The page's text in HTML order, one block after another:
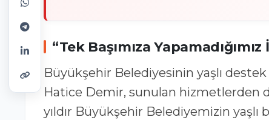
“Tek Başımıza
Büyükşehir Belediyesinin yaşlı
Hatice Demir, sunulan hizmetlerden
yıldır Büyükşehir Belediyemizin